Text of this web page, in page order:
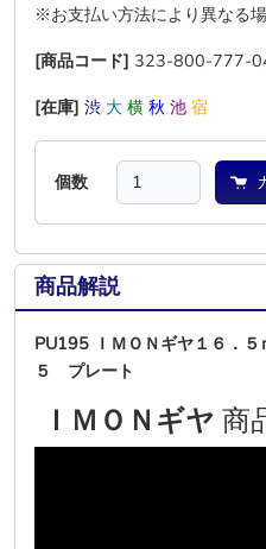
※お支払い方法により異なる場
[商品コード] 323-800-777-
[在庫] 渋 大 横 秋 池 宿
個数
商品解説
PU195 ＩＭＯＮギヤ１６．５
５ プレート
ＩＭＯＮギヤ 商